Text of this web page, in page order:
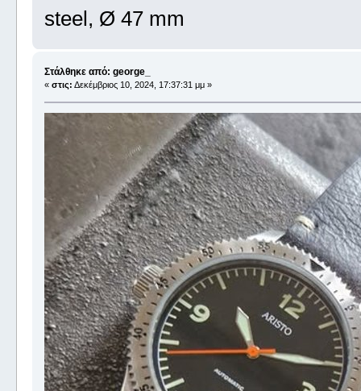
steel, Ø 47 mm
Στάλθηκε από: george_
« στις: Δεκέμβριος 10, 2024, 17:37:31 μμ »